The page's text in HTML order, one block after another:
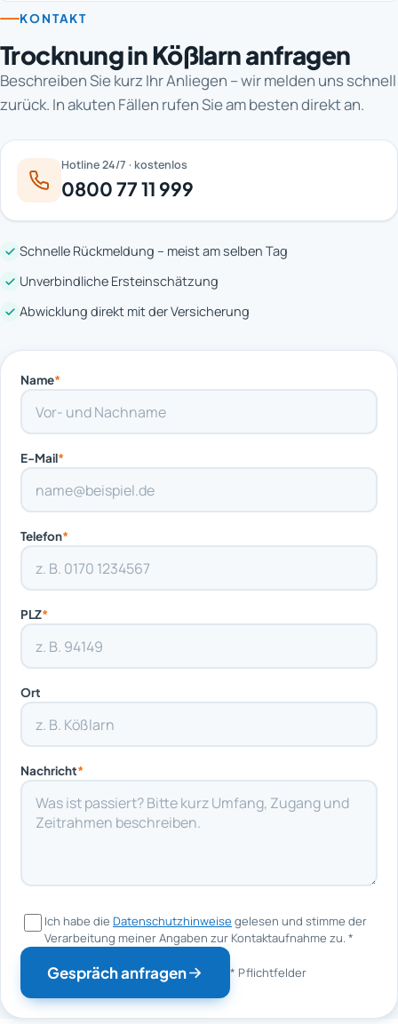
KONTAKT
Trocknung in Kößlarn anfragen
Beschreiben Sie kurz Ihr Anliegen – wir melden uns schnell
zurück. In akuten Fällen rufen Sie am besten direkt an.
Hotline 24/7 · kostenlos
0800 77 11 999
Schnelle Rückmeldung – meist am selben Tag
Unverbindliche Ersteinschätzung
Abwicklung direkt mit der Versicherung
Name*
E-Mail*
Telefon*
PLZ*
Ort
Nachricht*
Ich habe die Datenschutzhinweise gelesen und stimme der
Verarbeitung meiner Angaben zur Kontaktaufnahme zu.*
Gespräch anfragen * Pflichtfelder